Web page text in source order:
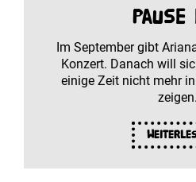
Pause
Im September gibt
Konzert. Danach will
einige Zeit nicht mehr
zeigen.